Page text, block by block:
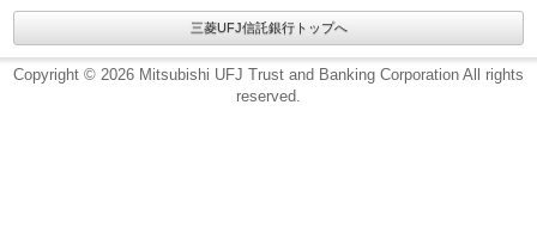
三菱UFJ信託銀行トップへ
Copyright © 2026 Mitsubishi UFJ Trust and Banking Corporation All rights
reserved.